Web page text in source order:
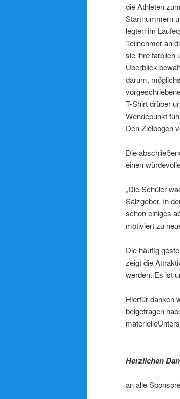
die Athleten
Startnummern
legten ihr
Teilnehmer an
sie ihre farblich
Überblick
darum,
T-Shirt drüber
Wendepunkt
Den Zielbogen
Die
einen
„Die Schüler
Salzgeber. In
schon einiges
motiviert zu
Die häufig
zeigt die
werden. Es ist
Hierfür danken
beigetragen
Herzlichen
an alle